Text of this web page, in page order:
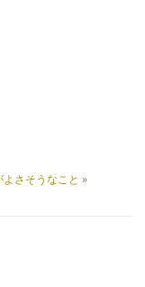
さそうなこと »